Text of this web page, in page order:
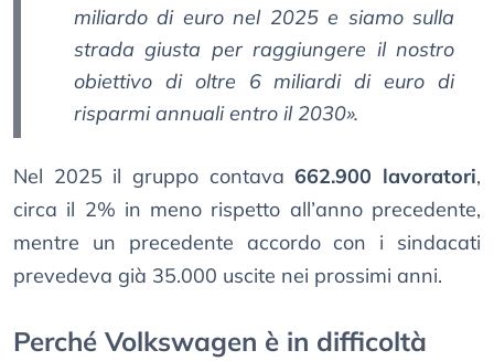
miliardo di euro nel 2025 e siamo sulla
strada giusta per raggiungere il nostro
obiettivo di oltre 6 miliardi di euro di
risparmi annuali entro il 2030».
Nel 2025 il gruppo contava662.900 lavoratori,
circa il 2% in meno rispetto all’anno precedente,
mentre un precedente accordo con i sindacati
prevedeva già 35.000 uscite nei prossimi anni.
Perché Volkswagen è in difficoltà